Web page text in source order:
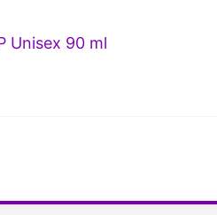
Unisex 90 ml